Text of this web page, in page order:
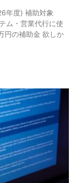
年度) 補助対象
ム・営業代行に使
円の補助金 欲しか